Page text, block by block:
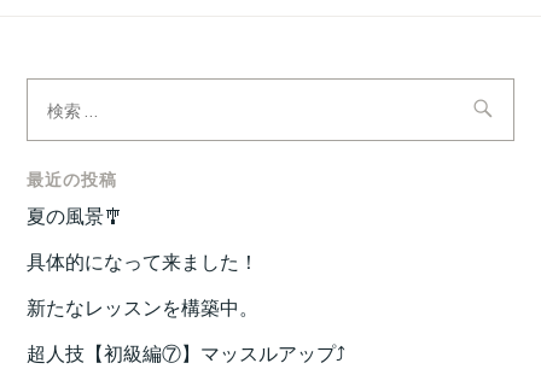
索:
最近の投稿
夏の風景🎐
具体的になって来ました！
新たなレッスンを構築中。
超人技【初級編⑦】マッスルアップ⤴️